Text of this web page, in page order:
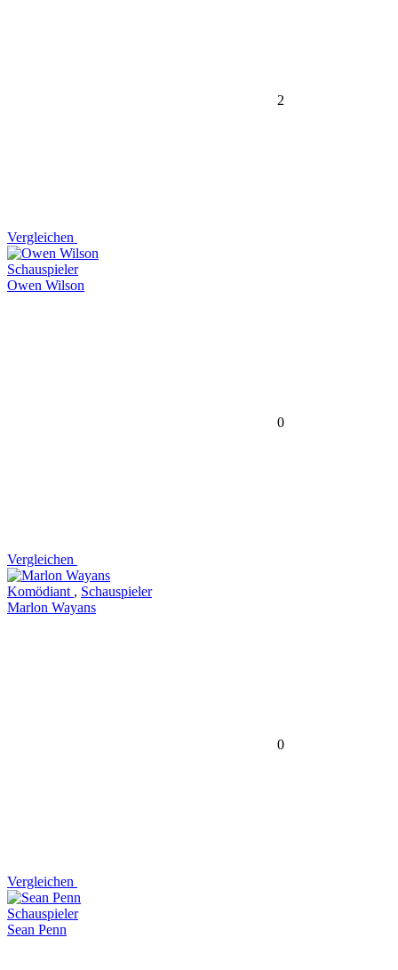
2
Vergleichen
Schauspieler
Owen Wilson
0
Vergleichen
Komödiant , Schauspieler
Marlon Wayans
0
Vergleichen
Schauspieler
Sean Penn